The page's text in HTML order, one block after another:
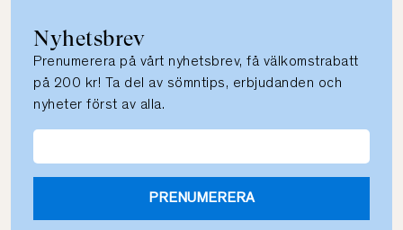
Nyhetsbrev
Prenumerera på vårt nyhetsbrev, få välkomstrabatt
på 200 kr! Ta del av sömntips, erbjudanden och
nyheter först av alla.
PRENUMERERA